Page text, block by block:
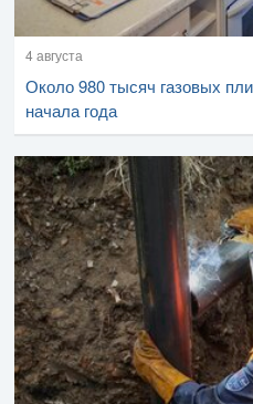
4 августа
Около 980 тысяч газовых
начала года